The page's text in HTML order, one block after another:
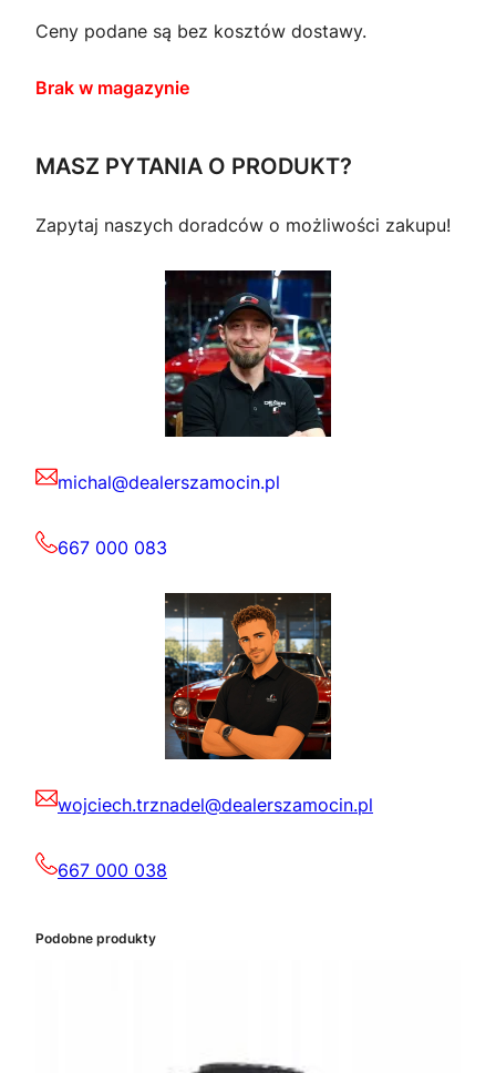
Ceny podane są bez kosztów dostawy.
Brak w magazynie
MASZ PYTANIA O PRODUKT?
Zapytaj naszych doradców o możliwości zakupu!
michal@dealerszamocin.pl
667 000 083
wojciech.trznadel@dealerszamocin.pl
667 000 038
Podobne produkty